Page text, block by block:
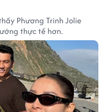
Phương Trinh Jolie
thực tế hơn.